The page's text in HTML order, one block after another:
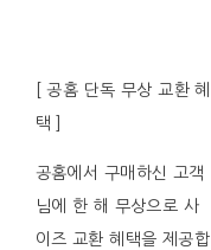
[ 공홈 단독 무상 교환 혜
택 ]
공홈에서 구매하신 고객
님에 한 해 무상으로 사
이즈 교환 혜택을 제공합